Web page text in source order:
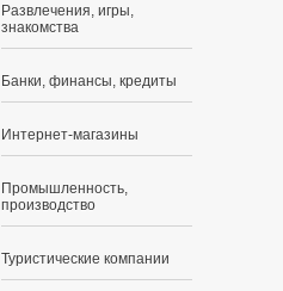
Развлечения, игры,
знакомства
Банки, финансы, кредиты
Интернет-магазины
Промышленность,
производство
Туристические компании